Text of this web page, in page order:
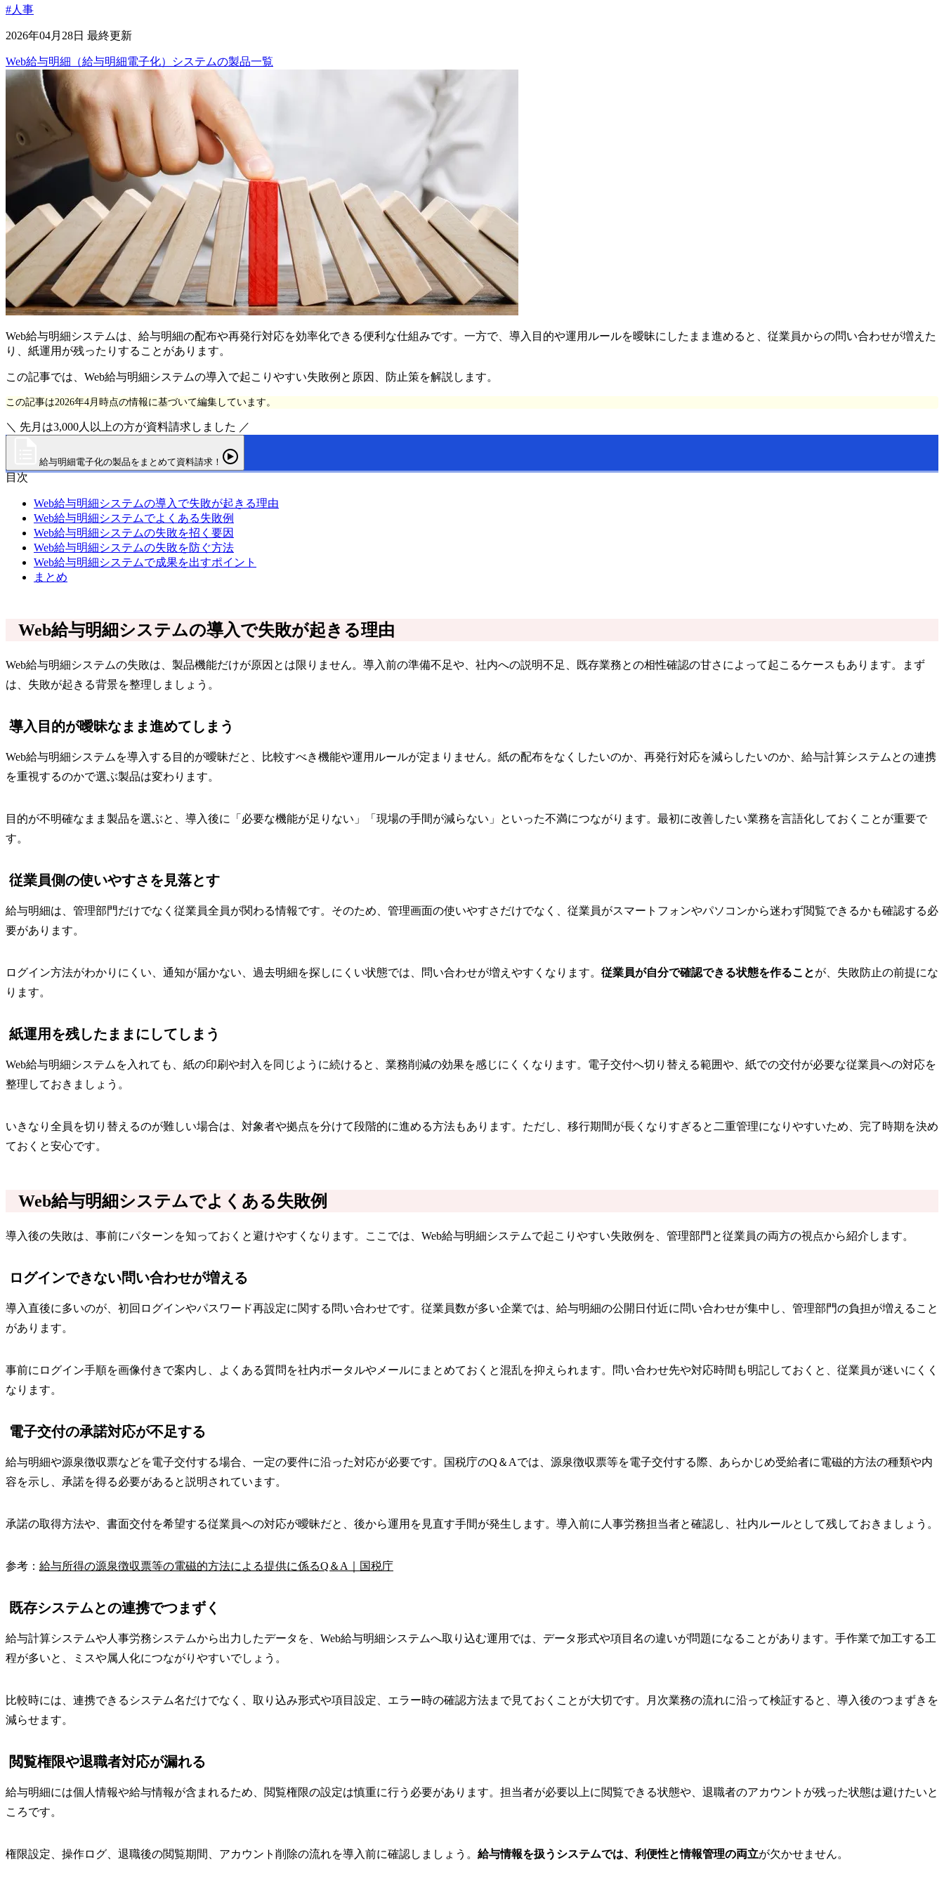
#人事
2026年04月28日 最終更新
Web給与明細（給与明細電子化）システムの製品一覧
Web給与明細システムは、給与明細の配布や再発行対応を効率化できる便利な仕組みです。一方で、導入目的や運用ルールを曖昧にしたまま進めると、従業員からの問い合わせが増えた
り、紙運用が残ったりすることがあります。
この記事では、Web給与明細システムの導入で起こりやすい失敗例と原因、防止策を解説します。
この記事は2026年4月時点の情報に基づいて編集しています。
＼ 先月は3,000人以上の方が資料請求しました ／
給与明細電子化の製品をまとめて資料請求！
目次
Web給与明細システムの導入で失敗が起きる理由
Web給与明細システムでよくある失敗例
Web給与明細システムの失敗を招く要因
Web給与明細システムの失敗を防ぐ方法
Web給与明細システムで成果を出すポイント
まとめ
Web給与明細システムの導入で失敗が起きる理由
Web給与明細システムの失敗は、製品機能だけが原因とは限りません。導入前の準備不足や、社内への説明不足、既存業務との相性確認の甘さによって起こるケースもあります。まず
は、失敗が起きる背景を整理しましょう。
導入目的が曖昧なまま進めてしまう
Web給与明細システムを導入する目的が曖昧だと、比較すべき機能や運用ルールが定まりません。紙の配布をなくしたいのか、再発行対応を減らしたいのか、給与計算システムとの連携
を重視するのかで選ぶ製品は変わります。
目的が不明確なまま製品を選ぶと、導入後に「必要な機能が足りない」「現場の手間が減らない」といった不満につながります。最初に改善したい業務を言語化しておくことが重要で
す。
従業員側の使いやすさを見落とす
給与明細は、管理部門だけでなく従業員全員が関わる情報です。そのため、管理画面の使いやすさだけでなく、従業員がスマートフォンやパソコンから迷わず閲覧できるかも確認する必
要があります。
ログイン方法がわかりにくい、通知が届かない、過去明細を探しにくい状態では、問い合わせが増えやすくなります。 従業員が自分で確認できる状態を作ることが、失敗防止の前提にな
ります。
紙運用を残したままにしてしまう
Web給与明細システムを入れても、紙の印刷や封入を同じように続けると、業務削減の効果を感じにくくなります。電子交付へ切り替える範囲や、紙での交付が必要な従業員への対応を
整理しておきましょう。
いきなり全員を切り替えるのが難しい場合は、対象者や拠点を分けて段階的に進める方法もあります。ただし、移行期間が長くなりすぎると二重管理になりやすいため、完了時期を決め
ておくと安心です。
Web給与明細システムでよくある失敗例
導入後の失敗は、事前にパターンを知っておくと避けやすくなります。ここでは、Web給与明細システムで起こりやすい失敗例を、管理部門と従業員の両方の視点から紹介します。
ログインできない問い合わせが増える
導入直後に多いのが、初回ログインやパスワード再設定に関する問い合わせです。従業員数が多い企業では、給与明細の公開日付近に問い合わせが集中し、管理部門の負担が増えること
があります。
事前にログイン手順を画像付きで案内し、よくある質問を社内ポータルやメールにまとめておくと混乱を抑えられます。問い合わせ先や対応時間も明記しておくと、従業員が迷いにくく
なります。
電子交付の承諾対応が不足する
給与明細や源泉徴収票などを電子交付する場合、一定の要件に沿った対応が必要です。国税庁のQ＆Aでは、源泉徴収票等を電子交付する際、あらかじめ受給者に電磁的方法の種類や内
容を示し、承諾を得る必要があると説明されています。
承諾の取得方法や、書面交付を希望する従業員への対応が曖昧だと、後から運用を見直す手間が発生します。導入前に人事労務担当者と確認し、社内ルールとして残しておきましょう。
参考： 給与所得の源泉徴収票等の電磁的方法による提供に係るQ＆A｜国税庁
既存システムとの連携でつまずく
給与計算システムや人事労務システムから出力したデータを、Web給与明細システムへ取り込む運用では、データ形式や項目名の違いが問題になることがあります。手作業で加工する工
程が多いと、ミスや属人化につながりやすいでしょう。
比較時には、連携できるシステム名だけでなく、取り込み形式や項目設定、エラー時の確認方法まで見ておくことが大切です。月次業務の流れに沿って検証すると、導入後のつまずきを
減らせます。
閲覧権限や退職者対応が漏れる
給与明細には個人情報や給与情報が含まれるため、閲覧権限の設定は慎重に行う必要があります。担当者が必要以上に閲覧できる状態や、退職者のアカウントが残った状態は避けたいと
ころです。
権限設定、操作ログ、退職後の閲覧期間、アカウント削除の流れを導入前に確認しましょう。 給与情報を扱うシステムでは、利便性と情報管理の両立が欠かせません。